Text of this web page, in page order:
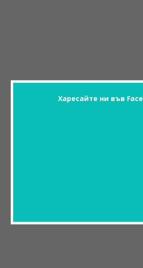
Харесайте ни във